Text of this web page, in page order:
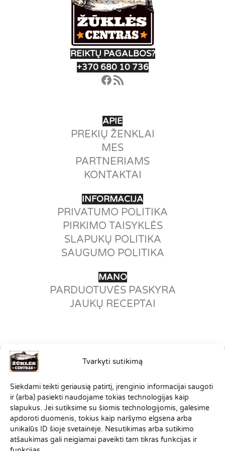
Tvarkyti sutikimą
Siekdami teikti geriausią patirtį, įrenginio informacijai saugoti
ir (arba) pasiekti naudojame tokias technologijas kaip
slapukus. Jei sutiksime su šiomis technologijomis, galėsime
apdoroti duomenis, tokius kaip naršymo elgsena arba
unikalūs ID šioje svetainėje. Nesutikimas arba sutikimo
atšaukimas gali neigiamai paveikti tam tikras funkcijas ir
REIKTŲ PAGALBOS?
+370 680 10 736
Facebook
RSS Feed
APIE
PREKIŲ ŽENKLAI
MES
PARTNERIAMS
KONTAKTAI
INFORMACIJA
PRIVATUMO POLITIKA
PIRKIMO TAISYKLĖS
SLAPUKŲ POLITIKA
SAUGUMO POLITIKA
MANO
PARDUOTUVĖS PASKYRA
JAUKŲ RECEPTAI
VISOS TEISĖS SAUGOMOS.
ZUKLESCENTRAS.LT PRIKLAUSO
SPORTINĖS ŽŪKLĖS KLUBO
"ŽVEJONYS"ŠEIMAI